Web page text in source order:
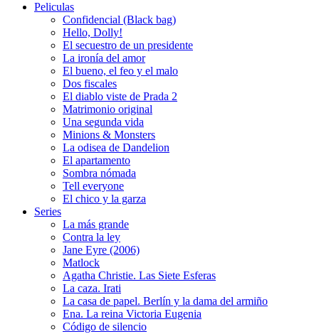
Peliculas
Confidencial (Black bag)
Hello, Dolly!
El secuestro de un presidente
La ironía del amor
El bueno, el feo y el malo
Dos fiscales
El diablo viste de Prada 2
Matrimonio original
Una segunda vida
Minions & Monsters
La odisea de Dandelion
El apartamento
Sombra nómada
Tell everyone
El chico y la garza
Series
La más grande
Contra la ley
Jane Eyre (2006)
Matlock
Agatha Christie. Las Siete Esferas
La caza. Irati
La casa de papel. Berlín y la dama del armiño
Ena. La reina Victoria Eugenia
Código de silencio